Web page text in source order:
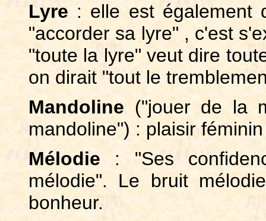
Lyre : elle est également
"accorder sa lyre" , c'est
"toute la lyre" veut dire
on dirait "tout le
Mandoline ("jouer de la
mandoline") : plaisir
Mélodie : "Ses
mélodie". Le bruit
bonheur.